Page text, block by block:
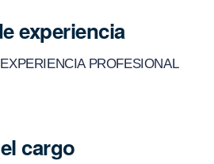
experiencia
PROFESIONAL
cargo